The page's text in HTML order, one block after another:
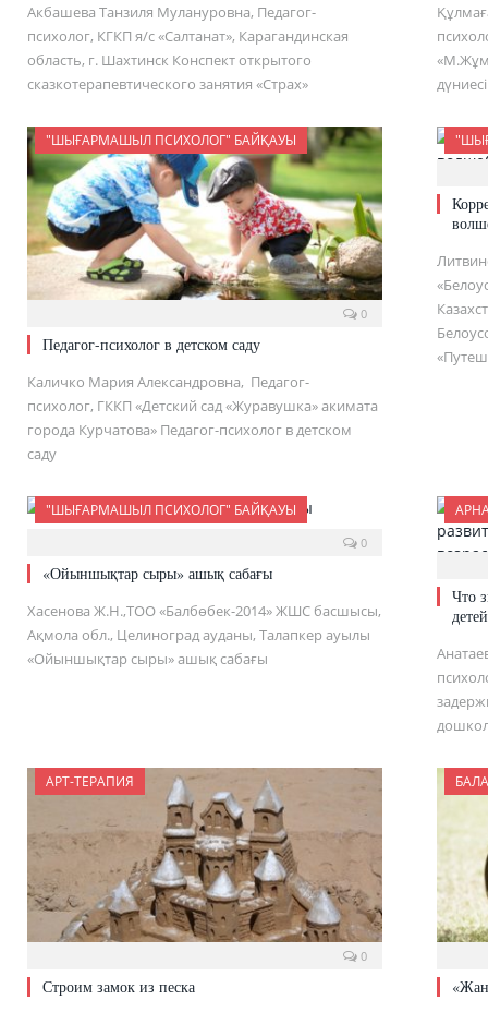
Акбашева Танзиля Мулануровна, Педагог-
психолог, КГКП я/с «Салтанат», Карагандинская
область, г. Шахтинск Конспект открытого
сказкотерапевтического занятия «Страх»
"ШЫҒАРМАШЫЛ ПСИХОЛОГ" БАЙҚАУЫ
0
Педагог-психолог в детском саду
Каличко Мария Александровна, Педагог-
психолог, ГККП «Детский сад «Журавушка» акимата
города Курчатова» Педагог-психолог в детском
саду
"ШЫҒАРМАШЫЛ ПСИХОЛОГ" БАЙҚАУЫ
0
«Ойыншықтар сыры» ашық сабағы
Хасенова Ж.Н.,ТОО «Балбөбек-2014» ЖШС басшысы,
Ақмола обл., Целиноград ауданы, Талапкер ауылы
«Ойыншықтар сыры» ашық сабағы
Что
АРТ-ТЕРАПИЯ
0
Строим замок из песка